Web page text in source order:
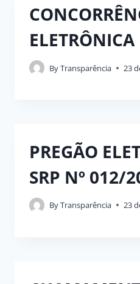
ByTransparência 23
PREGÃO
SRP Nº 012/
ByTransparência 23